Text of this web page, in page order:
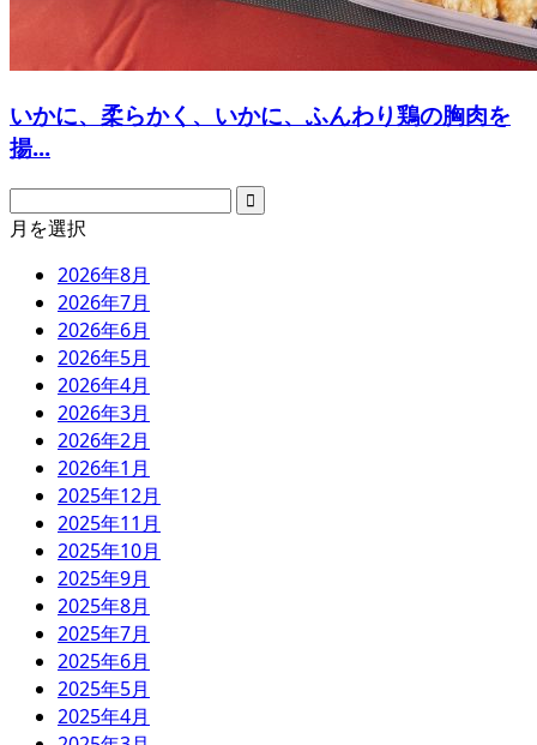
いかに、柔らかく、いかに、ふんわり鶏の胸肉を
揚...
月を選択
2026年8月
2026年7月
2026年6月
2026年5月
2026年4月
2026年3月
2026年2月
2026年1月
2025年12月
2025年11月
2025年10月
2025年9月
2025年8月
2025年7月
2025年6月
2025年5月
2025年4月